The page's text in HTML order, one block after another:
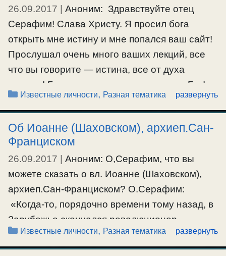
Ещё…
#актеры,#кино ,#фильмы
26.09.2017
Аноним: Здравствуйте отец
Серафим! Слава Христу. Я просил бога
открыть мне истину и мне попался ваш сайт!
Прослушал очень много ваших лекций, все
что вы говорите — истина, все от духа
святого! Благодарность вам, спаси вас Бог!
Собственно я хотел спросить вас что вы
думаете о человеке Германе Стерлигове?
Очень нужно знать, я имею серьезные …
Ещё…
#германстерлигов
Рубрики
Известные личности, Разная тематика развернуть
Об Иоанне (Шаховском), архиеп.Сан-
Франциском
26.09.2017
Аноним: О,Серафим, что вы
можете сказать о вл. Иоанне (Шаховском),
архиеп.Сан-Франциском? О.Серафим:
«Когда-то, порядочно времени тому назад, в
Зарубежье скончался революционер
неверующий. Был революционером
застарелым, сам всегда совершенно ясно и
Рубрики
Известные личности, Разная тематика развернуть